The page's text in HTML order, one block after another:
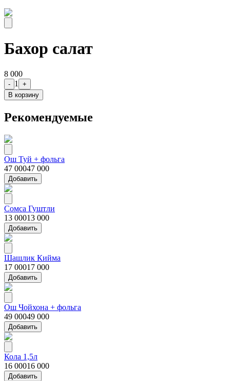
Бахор салат
8 000
- 1
+
В корзину
Рекомендуемые
Ош Туй + фольга
47 00047 000
Добавить
Сомса Гуштли
13 00013 000
Добавить
Шашлик Кийма
17 00017 000
Добавить
Ош Чойхона + фольга
49 00049 000
Добавить
Кола 1,5л
16 00016 000
Добавить